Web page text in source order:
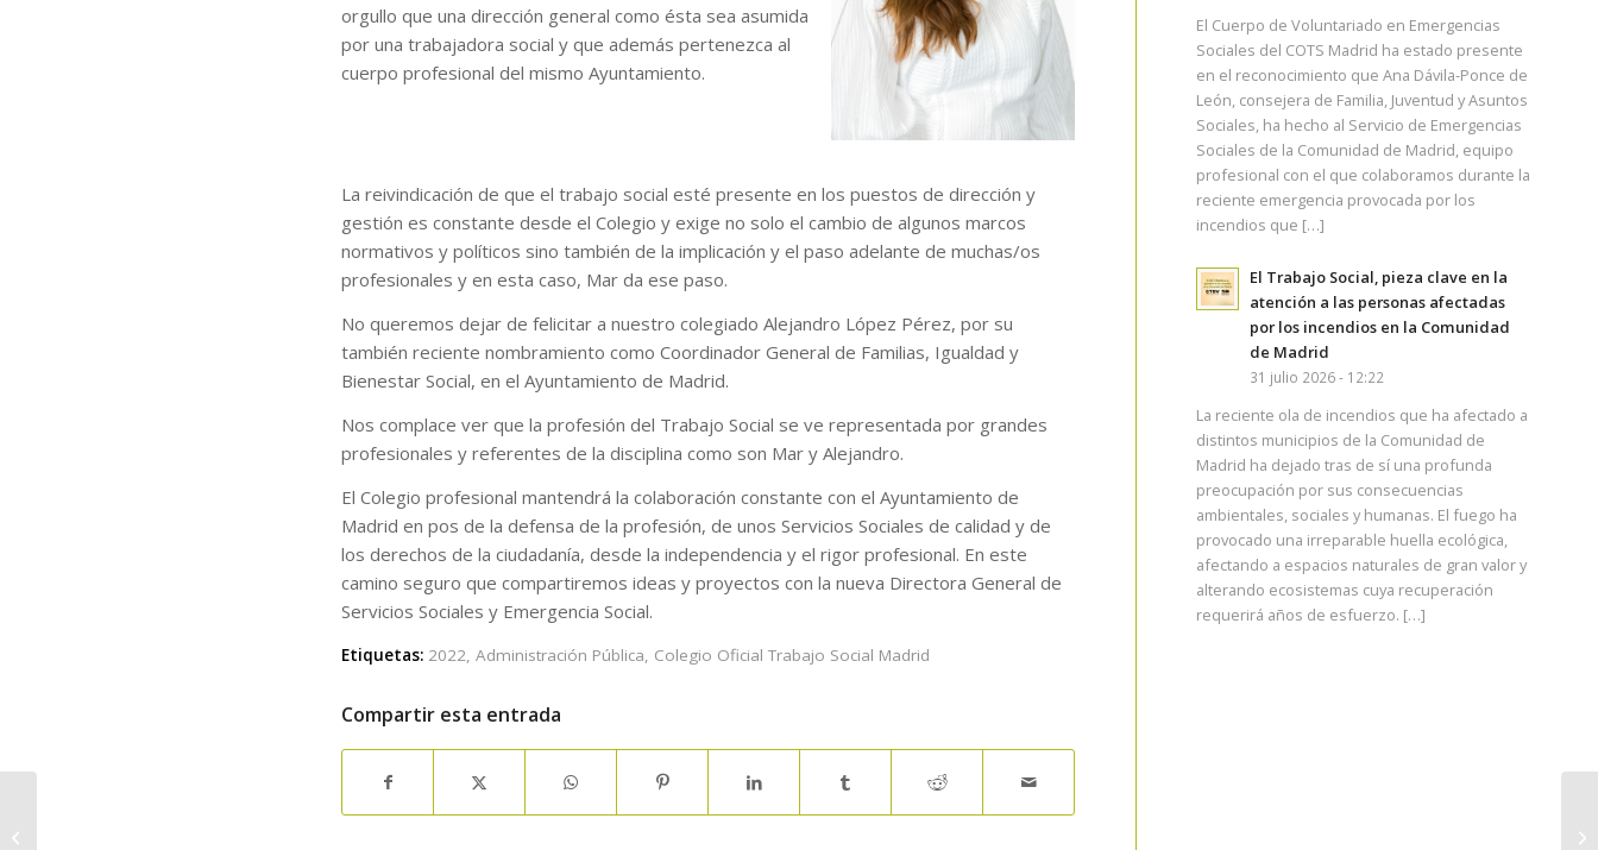
orgullo que una dirección general como ésta sea asumida
por una trabajadora social y que además pertenezca al
cuerpo profesional del mismo Ayuntamiento.
La reivindicación de que el trabajo social esté presente en los puestos de dirección y
gestión es constante desde el Colegio y exige no solo el cambio de algunos marcos
normativos y políticos sino también de la implicación y el paso adelante de muchas/os
profesionales y en esta caso, Mar da ese paso.
No queremos dejar de felicitar a nuestro colegiado Alejandro López Pérez, por su
también reciente nombramiento como Coordinador General de Familias, Igualdad y
Bienestar Social, en el Ayuntamiento de Madrid.
Nos complace ver que la profesión del Trabajo Social se ve representada por grandes
profesionales y referentes de la disciplina como son Mar y Alejandro.
El Colegio profesional mantendrá la colaboración constante con el Ayuntamiento de
Madrid en pos de la defensa de la profesión, de unos Servicios Sociales de calidad y de
los derechos de la ciudadanía, desde la independencia y el rigor profesional. En este
camino seguro que compartiremos ideas y proyectos con la nueva Directora General de
Servicios Sociales y Emergencia Social.
Etiquetas: 2022, Administración Pública, Colegio Oficial Trabajo Social Madrid
Compartir esta entrada
El Cuerpo de Voluntariado en Emergencias
Sociales del COTS Madrid ha estado presente
en el reconocimiento que Ana Dávila-Ponce de
León, consejera de Familia, Juventud y Asuntos
Sociales, ha hecho al Servicio de Emergencias
Sociales de la Comunidad de Madrid, equipo
profesional con el que colaboramos durante la
reciente emergencia provocada por los
incendios que […]
El Trabajo Social, pieza clave en la
atención a las personas afectadas
por los incendios en la Comunidad
de Madrid
31 julio 2026 - 12:22
La reciente ola de incendios que ha afectado a
distintos municipios de la Comunidad de
Madrid ha dejado tras de sí una profunda
preocupación por sus consecuencias
ambientales, sociales y humanas. El fuego ha
provocado una irreparable huella ecológica,
afectando a espacios naturales de gran valor y
alterando ecosistemas cuya recuperación
requerirá años de esfuerzo. […]